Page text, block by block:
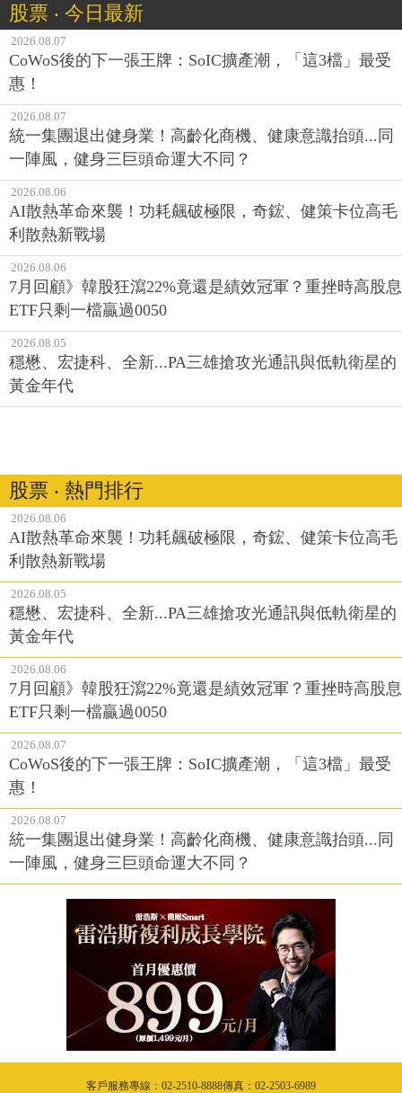
股票 ‧ 今日最新
2026.08.07
CoWoS後的下一張王牌：SoIC擴產潮，「這3檔」最受
惠！
2026.08.07
統一集團退出健身業！高齡化商機、健康意識抬頭...同
一陣風，健身三巨頭命運大不同？
2026.08.06
AI散熱革命來襲！功耗飆破極限，奇鋐、健策卡位高毛
利散熱新戰場
2026.08.06
7月回顧》韓股狂瀉22%竟還是績效冠軍？重挫時高股息
ETF只剩一檔贏過0050
2026.08.05
穩懋、宏捷科、全新...PA三雄搶攻光通訊與低軌衛星的
黃金年代
股票 ‧ 熱門排行
2026.08.06
AI散熱革命來襲！功耗飆破極限，奇鋐、健策卡位高毛
利散熱新戰場
2026.08.05
穩懋、宏捷科、全新...PA三雄搶攻光通訊與低軌衛星的
黃金年代
2026.08.06
7月回顧》韓股狂瀉22%竟還是績效冠軍？重挫時高股息
ETF只剩一檔贏過0050
2026.08.07
CoWoS後的下一張王牌：SoIC擴產潮，「這3檔」最受
惠！
2026.08.07
統一集團退出健身業！高齡化商機、健康意識抬頭...同
一陣風，健身三巨頭命運大不同？
客戶服務專線：02-2510-8888傳真：02-2503-6989